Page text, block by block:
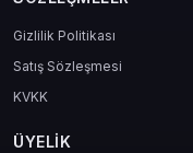
Gizlilik Politikası
Satış Sözleşmesi
KVKK
ÜYELIK